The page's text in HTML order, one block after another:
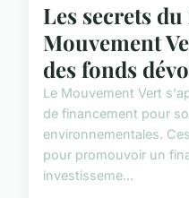
Les secrets
Mouvement
des fonds
Le Mouvement Vert
de financement pour
environnementales.
pour promouvoir un
investisseme...